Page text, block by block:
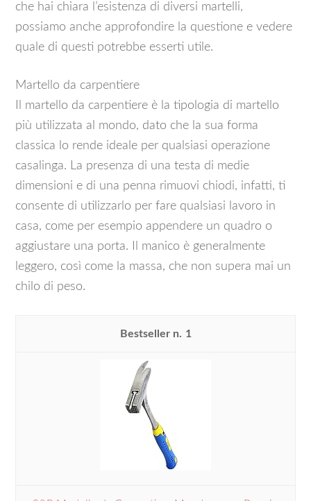
che hai chiara l’esistenza di diversi martelli,
possiamo anche approfondire la questione e vedere
quale di questi potrebbe esserti utile.
Martello da carpentiere
Il martello da carpentiere è la tipologia di martello
più utilizzata al mondo, dato che la sua forma
classica lo rende ideale per qualsiasi operazione
casalinga. La presenza di una testa di medie
dimensioni e di una penna rimuovi chiodi, infatti, ti
consente di utilizzarlo per fare qualsiasi lavoro in
casa, come per esempio appendere un quadro o
aggiustare una porta. Il manico è generalmente
leggero, così come la massa, che non supera mai un
chilo di peso.
1